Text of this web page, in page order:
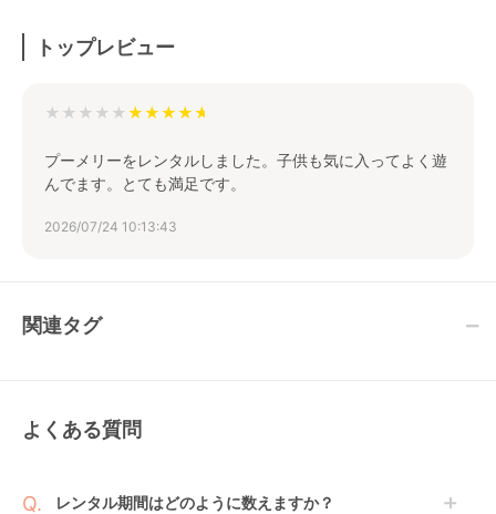
トップレビュー
★★★★★
プーメリーをレンタルしました。子供も気に入ってよく遊
んでます。とても満足です。
2026/07/24 10:13:43
関連タグ
よくある質問
レンタル期間はどのように数えますか？